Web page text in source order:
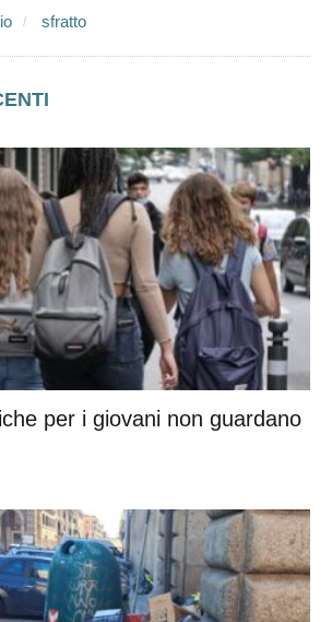
sfratto
per i giovani non guardano